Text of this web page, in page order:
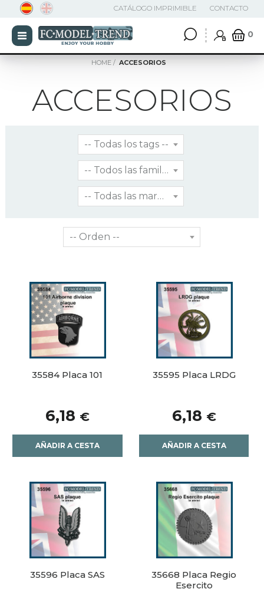
0
CATÁLOGO IMPRIMIBLE CONTACTO
HOME ACCESORIOS
ACCESORIOS
35584 Placa 101
6,18 €
AÑADIR A CESTA
35595 Placa LRDG
6,18 €
AÑADIR A CESTA
35596 Placa SAS
35668 Placa Regio
Esercito